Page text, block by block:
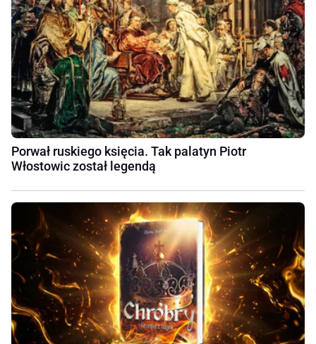
Porwał ruskiego księcia. Tak palatyn Piotr
Włostowic został legendą